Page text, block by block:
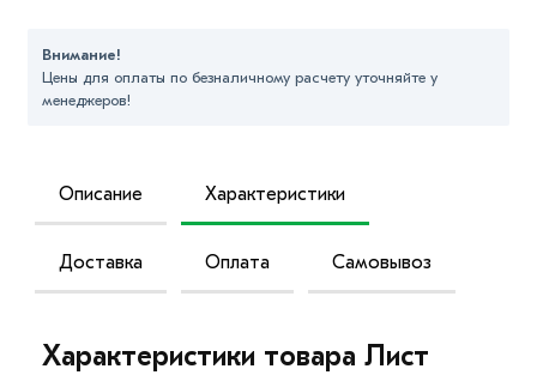
Внимание!
Цены для оплаты по безналичному расчету уточняйте у
менеджеров!
Описание Характеристики
Доставка Оплата Самовывоз
Характеристики товара Лист